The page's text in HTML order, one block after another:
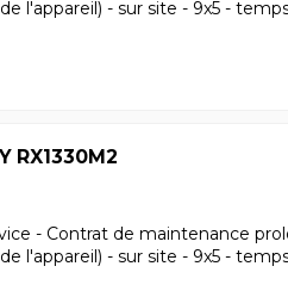
l'appareil) - sur site - 9x5 -
RX1330M2
- Contrat de maintenance
l'appareil) - sur site - 9x5 -